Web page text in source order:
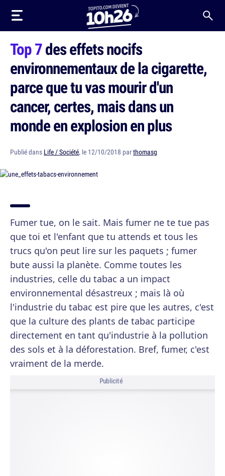
Top 7des effets nocifs
environnementaux de la cigarette,
parce que tu vas mourir d'un
cancer, certes, mais dans un
monde en explosion en plus
Publié dans Life / Société, le 12/10/2018 parthomasg
Fumer tue, on le sait. Mais fumer ne te tue pas
que toi et l'enfant que tu attends et tous les
trucs qu'on peut lire sur les paquets ; fumer
bute aussi la planète. Comme toutes les
industries, celle du tabac a un impact
environnemental désastreux ; mais là où
l'industrie du tabac est pire que les autres, c'est
que la culture des plants de tabac participe
directement en tant qu'industrie à la pollution
des sols et à la déforestation. Bref, fumer, c'est
vraiment de la merde.
Publicité